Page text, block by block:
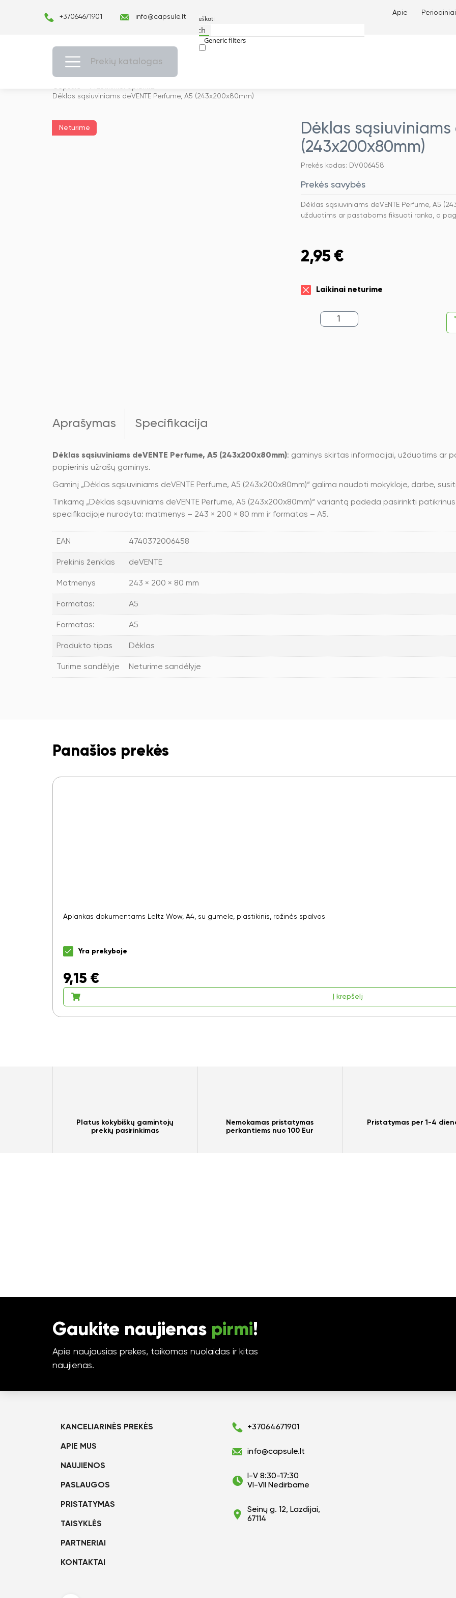
+37064671901 info@capsule.lt
Search
Generic filters
Apie
Prekių katalogas
Capsulė Plastikiniai aplankai
Dėklas sąsiuviniams deVENTE Perfume, A5 (243x200x80mm)
Neturime
Dėklas sąsiuviniams
(243x200x80mm)
Prekės kodas: DV006458
Prekės savybės
Dėklas sąsiuviniams deVENTE Perfume, A5
užduotims ar pastaboms fiksuoti ranka, o
2,95 €
Laikinai neturime
produkto
kiekis:
Aprašymas Specifikacija
Dėklas sąsiuviniams deVENTE Perfume, A5 (243x200x80mm): gaminys skirtas informacijai, užduotims ar
popierinis užrašų gaminys.
Gaminį „Dėklas sąsiuviniams deVENTE Perfume, A5 (243x200x80mm)“ galima naudoti mokykloje, darbe,
Tinkamą „Dėklas sąsiuviniams deVENTE Perfume, A5 (243x200x80mm)“ variantą padeda pasirinkti
specifikacijoje nurodyta: matmenys – 243 × 200 × 80 mm ir formatas – A5.
EAN 4740372006458
Prekinis ženklas deVENTE
Matmenys 243 × 200 × 80 mm
Formatas: A5
Formatas: A5
Produkto tipas Dėklas
Turime sandėlyje Neturime sandėlyje
Panašios prekės
Aplankas dokumentams LeItz Wow, A4, su gumele, plastikinis, rožinės spalvos
Yra prekyboje
9,15 €
Į krepšelį
Platus kokybiškų gamintojų
prekių pasirinkimas
Nemokamas pristatymas
perkantiems nuo 100 Eur
Pristatymas per 1-4
Gaukite naujienas pirmi!
Apie naujausias prekes, taikomas nuolaidas ir kitas
naujienas.
KANCELIARINĖS PREKĖS
APIE MUS
NAUJIENOS
PASLAUGOS
PRISTATYMAS
TAISYKLĖS
PARTNERIAI
KONTAKTAI
+37064671901
info@capsule.lt
I-V 8:30-17:30
VI-VII Nedirbame
Seinų g. 12, Lazdijai,
67114